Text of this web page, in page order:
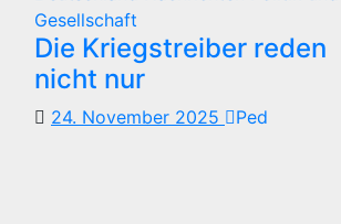
Gesellschaft
Die Kriegstreiber reden
nicht nur
24. November 2025 Ped